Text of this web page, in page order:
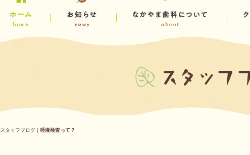
スタッフブログ | 唾液検査って？